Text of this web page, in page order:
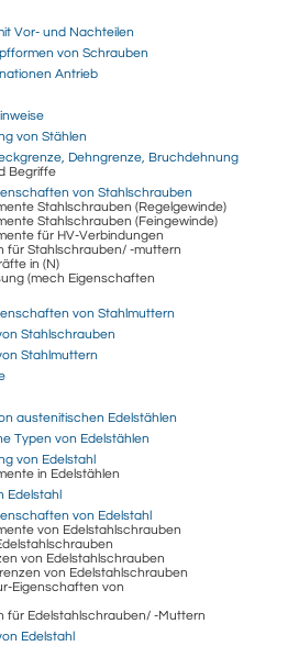
Vor- und Nachteilen
von Schrauben
Antrieb
von Stählen
Dehngrenze, Bruchdehnung
Begriffe
von Stahlschrauben
Stahlschrauben (Regelgewinde)
Stahlschrauben (Feingewinde)
für HV-Verbindungen
für Stahlschrauben/ -muttern
in (N)
(mech Eigenschaften
von Stahlmuttern
Stahlschrauben
Stahlmuttern
austenitischen Edelstählen
Typen von Edelstählen
von Edelstahl
in Edelstählen
Edelstahl
von Edelstahl
von Edelstahlschrauben
von Edelstahlschrauben
von Edelstahlschrauben
Eigenschaften von
für Edelstahlschrauben/ -Muttern
Edelstahl